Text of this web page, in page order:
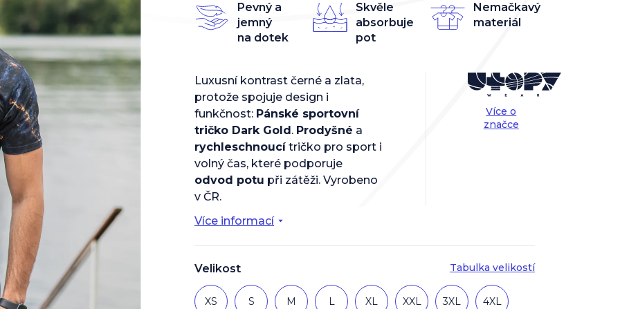
Velikost Tabulka velikostí
XS S M L XL XXL 3XL 4XL
Více informací
Luxusní kontrast černé a zlata,
protože spojuje design i
funkčnost: Pánské sportovní
tričko Dark Gold. Prodyšné a
rychleschnoucítričko pro sport i
volný čas, které podporuje
odvod potu při zátěži. Vyrobeno
v ČR.
Více o
značce
Pevný a
jemný
na dotek
Skvěle
absorbuje
pot
Nemačkavý
materiál
5,0
z